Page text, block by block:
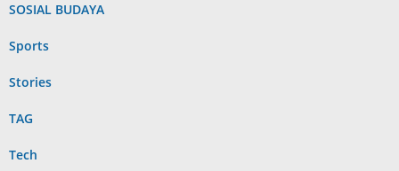
SOSIAL BUDAYA
Sports
Stories
TAG
Tech